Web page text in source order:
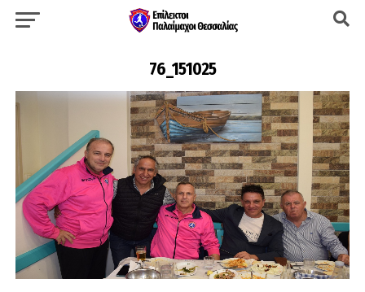
76_151025